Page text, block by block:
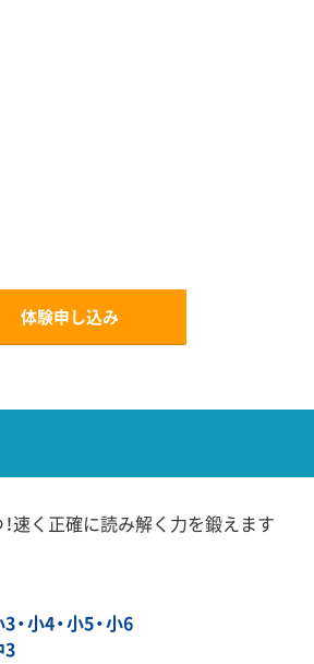
体験申し込み
速く正確に読み解く力を鍛えます
・小4・小5・小6
3